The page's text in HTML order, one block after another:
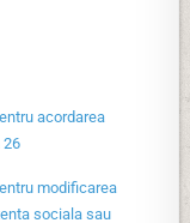
acordarea
26
modificarea
sociala sau